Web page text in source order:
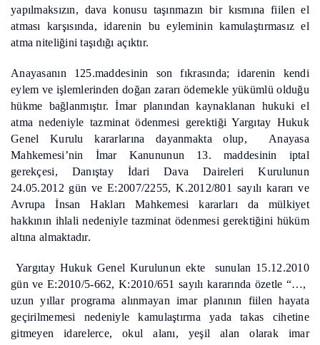
yapılmaksızın, dava konusu taşınmazın bir kısmına fiilen el
atması karşısında, idarenin bu eyleminin kamulaştırmasız el
atma niteliğini taşıdığı açıktır.
Anayasanın 125.maddesinin son fıkrasında; idarenin kendi
eylem ve işlemlerinden doğan zararı ödemekle yükümlü olduğu
hükme bağlanmıştır. İmar planından kaynaklanan hukuki el
atma nedeniyle tazminat ödenmesi gerektiği Yargıtay Hukuk
Genel Kurulu kararlarına dayanmakta olup, Anayasa
Mahkemesi’nin İmar Kanununun 13. maddesinin iptal
gerekçesi, Danıştay İdari Dava Daireleri Kurulunun
24.05.2012 gün ve E:2007/2255, K.2012/801 sayılı kararı ve
Avrupa İnsan Hakları Mahkemesi kararları da mülkiyet
hakkının ihlali nedeniyle tazminat ödenmesi gerektiğini hüküm
altına almaktadır.
Yargıtay Hukuk Genel Kurulunun ekte sunulan 15.12.2010
gün ve E:2010/5-662, K:2010/651 sayılı kararında özetle “…,
uzun yıllar programa alınmayan imar planının fiilen hayata
geçirilmemesi nedeniyle kamulaştırma yada takas cihetine
gitmeyen idarelerce, okul alanı, yeşil alan olarak imar